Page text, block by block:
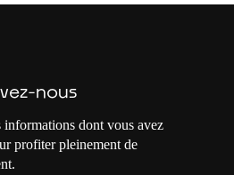
nous
informations dont vous avez
profiter pleinement de